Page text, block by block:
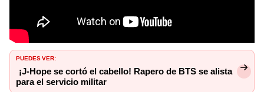
PUEDES VER:
¡J-Hope se cortó el cabello! Rapero de BTS se alista
para el servicio militar